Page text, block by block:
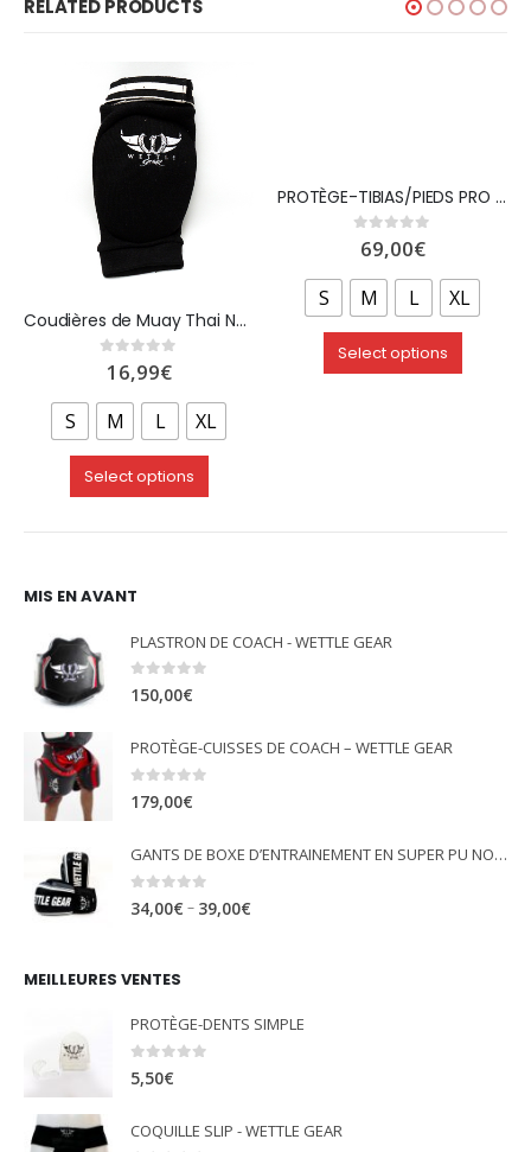
RELATED PRODUCTS
Coudières de Muay Thai Noir – WETTLE GEAR
out of 5
16,99€
S M L XL
Select options
PROTÈGE-TIBIAS/PIEDS PRO DE MUAY THAI PU »REVOLUTION » – WETTLE GEAR
out of 5
69,00€
S M L XL
Select options
MIS EN AVANT
PLASTRON DE COACH - WETTLE GEAR
0 out of 5
150,00€
PROTÈGE-CUISSES DE COACH – WETTLE GEAR
0 out of 5
179,00€
GANTS DE BOXE D’ENTRAINEMENT EN SUPER PU NOIR - WETTLE GEAR "GLORY"
0 out of 5
34,00€ – 39,00€
MEILLEURES VENTES
PROTÈGE-DENTS SIMPLE
0 out of 5
5,50€
COQUILLE SLIP - WETTLE GEAR